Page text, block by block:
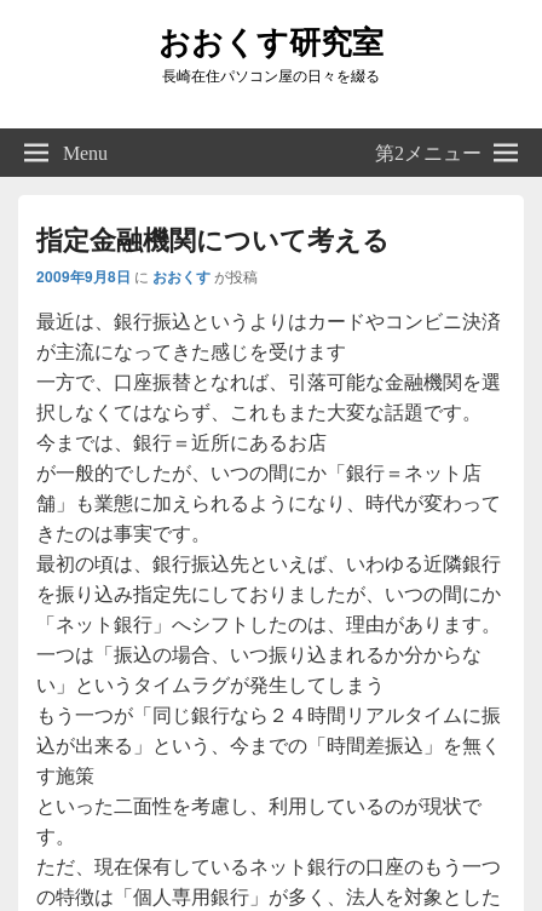
おおくす研究室
長崎在住パソコン屋の日々を綴る
Right
Sidebar
Widget
Menu 第2メニュー
指定金融機関について考える
2009年9月8日 に おおくすが投稿
最近は、銀行振込というよりはカードやコンビニ決済
が主流になってきた感じを受けます
一方で、口座振替となれば、引落可能な金融機関を選
択しなくてはならず、これもまた大変な話題です。
今までは、銀行＝近所にあるお店
が一般的でしたが、いつの間にか「銀行＝ネット店
舗」も業態に加えられるようになり、時代が変わって
きたのは事実です。
最初の頃は、銀行振込先といえば、いわゆる近隣銀行
を振り込み指定先にしておりましたが、いつの間にか
「ネット銀行」へシフトしたのは、理由があります。
一つは「振込の場合、いつ振り込まれるか分からな
い」というタイムラグが発生してしまう
もう一つが「同じ銀行なら２４時間リアルタイムに振
込が出来る」という、今までの「時間差振込」を無く
す施策
といった二面性を考慮し、利用しているのが現状で
す。
ただ、現在保有しているネット銀行の口座のもう一つ
の特徴は「個人専用銀行」が多く、法人を対象とした